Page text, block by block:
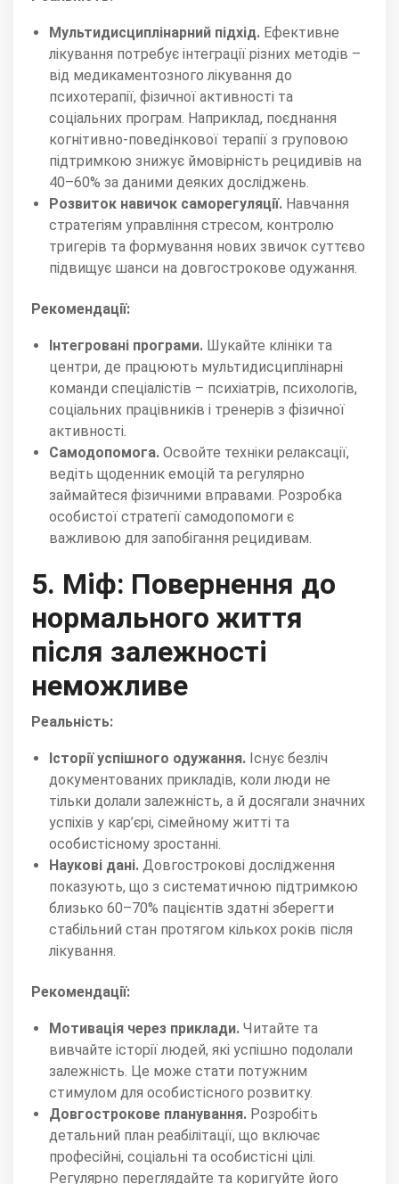
Мультидисциплінарний підхід. Ефективне
лікування потребує інтеграції різних методів –
від медикаментозного лікування до
психотерапії, фізичної активності та
соціальних програм. Наприклад, поєднання
когнітивно-поведінкової терапії з груповою
підтримкою знижує ймовірність рецидивів на
40–60% за даними деяких досліджень.
Розвиток навичок саморегуляції. Навчання
стратегіям управління стресом, контролю
тригерів та формування нових звичок суттєво
підвищує шанси на довгострокове одужання.
Рекомендації:
Інтегровані програми. Шукайте клініки та
центри, де працюють мультидисциплінарні
команди спеціалістів – психіатрів, психологів,
соціальних працівників і тренерів з фізичної
активності.
Самодопомога. Освойте техніки релаксації,
ведіть щоденник емоцій та регулярно
займайтеся фізичними вправами. Розробка
особистої стратегії самодопомоги є
важливою для запобігання рецидивам.
5. Міф: Повернення до
нормального життя
після залежності
неможливе
Реальність:
Історії успішного одужання. Існує безліч
документованих прикладів, коли люди не
тільки долали залежність, а й досягали значних
успіхів у кар’єрі, сімейному житті та
особистісному зростанні.
Наукові дані. Довгострокові дослідження
показують, що з систематичною підтримкою
близько 60–70% пацієнтів здатні зберегти
стабільний стан протягом кількох років після
лікування.
Рекомендації:
Мотивація через приклади. Читайте та
вивчайте історії людей, які успішно подолали
залежність. Це може стати потужним
стимулом для особистісного розвитку.
Довгострокове планування. Розробіть
детальний план реабілітації, що включає
професійні, соціальні та особистісні цілі.
Регулярно переглядайте та коригуйте його